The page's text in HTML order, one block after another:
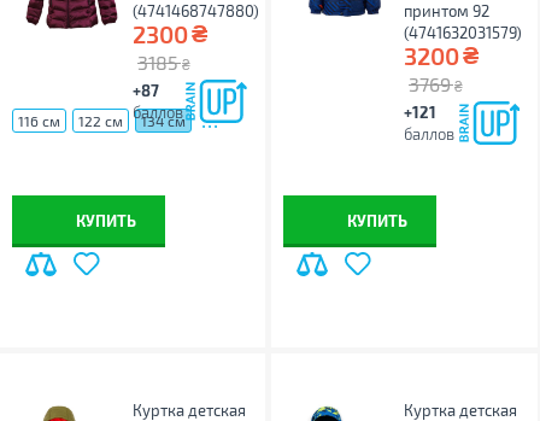
(4741468747880)
2300₴
3185 ₴
+87
баллов
116 см 122 см 134 см ...
КУПИТЬ
принтом 92
(4741632031579)
3200₴
3769 ₴
+121
баллов
КУПИТЬ
Куртка детская
Куртка детская